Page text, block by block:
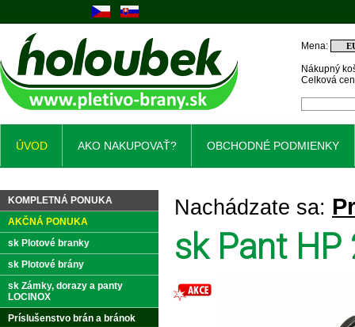
Nachádzate sa:
sk Pant HP
KOMPLETNÁ PONUKA
AKČNÁ PONUKA
sk Plotové branky
sk Plotové brány
sk Zámky, dorazy a panty
LOCINOX
Príslušenstvo brán a bránok
Nákupný
Celková
Mena:
ÚVOD AKO NAKUPOVAŤ? OBCHODNÉ PODMIENKY